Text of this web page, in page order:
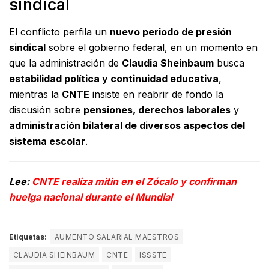
sindical
El conflicto perfila un nuevo periodo de presión
sindical sobre el gobierno federal, en un momento en
que la administración de Claudia Sheinbaum busca
estabilidad política y continuidad educativa,
mientras la CNTE insiste en reabrir de fondo la
discusión sobre pensiones, derechos laborales y
administración bilateral de diversos aspectos del
sistema escolar.
Lee: CNTE realiza mitin en el Zócalo y confirman
huelga nacional durante el Mundial
Etiquetas:
AUMENTO SALARIAL MAESTROS
CLAUDIA SHEINBAUM
CNTE
ISSSTE